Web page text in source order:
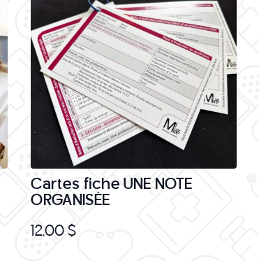
Cartes fiche UNE NOTE
ORGANISÉE
12,00$